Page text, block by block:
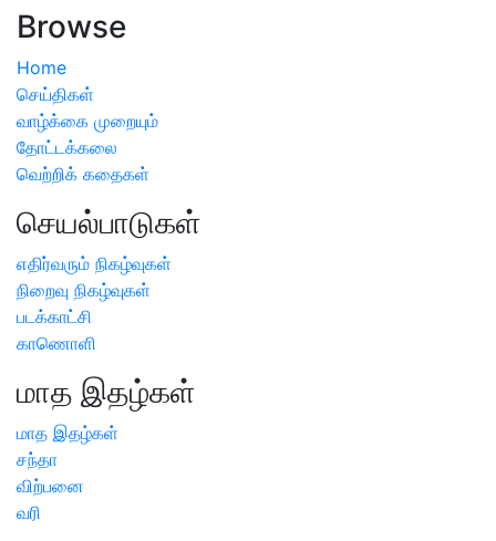
Browse
Home
செய்திகள்
வாழ்க்கை முறையும்
தோட்டக்கலை
வெற்றிக் கதைகள்
செயல்பாடுகள்
எதிர்வரும் நிகழ்வுகள்
நிறைவு நிகழ்வுகள்
படக்காட்சி
காணொளி
மாத இதழ்கள்
மாத இதழ்கள்
சந்தா
விற்பனை
வரி